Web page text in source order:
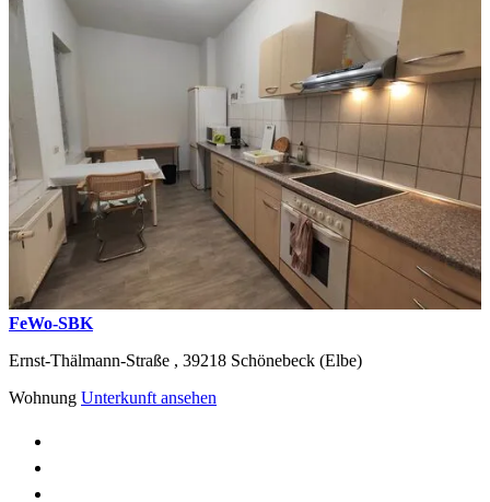
FeWo-SBK
Ernst-Thälmann-Straße , 39218 Schönebeck (Elbe)
Wohnung Unterkunft ansehen